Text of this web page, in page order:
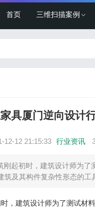
首页 三维扫描案例
具厦门逆向设计
12-12 21:15:33 行业资讯
刚起初时，建筑设计师为了
筑及其构件复杂性形态的
，建筑设计师为了测试材